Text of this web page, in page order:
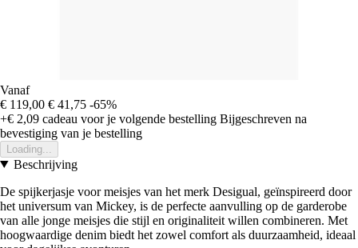
Vanaf
€ 119,00 € 41,75 -65%
+€ 2,09 cadeau voor je volgende bestelling Bijgeschreven na
bevestiging van je bestelling
Loading...
Beschrijving
De spijkerjasje voor meisjes van het merk Desigual, geïnspireerd door
het universum van Mickey, is de perfecte aanvulling op de garderobe
van alle jonge meisjes die stijl en originaliteit willen combineren. Met
hoogwaardige denim biedt het zowel comfort als duurzaamheid, ideaal